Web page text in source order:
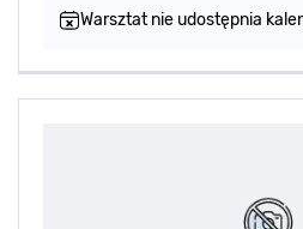
Warsztat nie udostępnia